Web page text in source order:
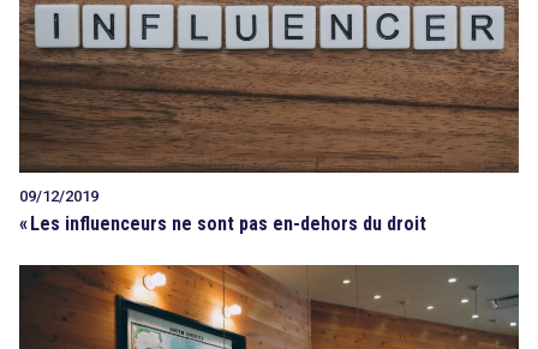
09/12/2019
« Les influenceurs ne sont pas en-dehors du droit